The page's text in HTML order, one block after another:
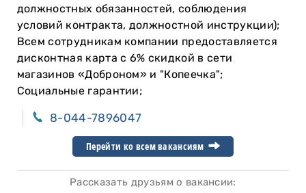
должностных обязанностей, соблюдения
условий контракта, должностной инструкции);
Всем сотрудникам компании предоставляется
дисконтная карта с 6% скидкой в сети
магазинов «Доброном» и "Копеечка";
Социальные гарантии;
8-044-7896047
Перейти ко всем вакансиям
Рассказать друзьям о вакансии: